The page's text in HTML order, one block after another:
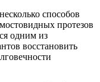
способов
протезов
одним из
восстановить